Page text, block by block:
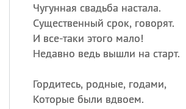
Чугунная свадьба настала.
Существенный срок, говорят.
И все-таки этого мало!
Недавно ведь вышли на старт.
Гордитесь, родные, годами,
Которые были вдвоем.